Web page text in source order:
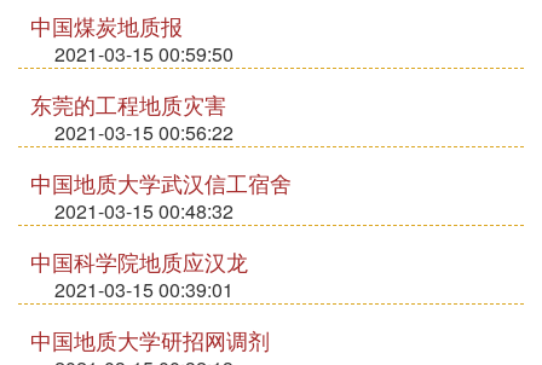
中国煤炭地质报
2021-03-15 00:59:50
东莞的工程地质灾害
2021-03-15 00:56:22
中国地质大学武汉信工宿舍
2021-03-15 00:48:32
中国科学院地质应汉龙
2021-03-15 00:39:01
中国地质大学研招网调剂